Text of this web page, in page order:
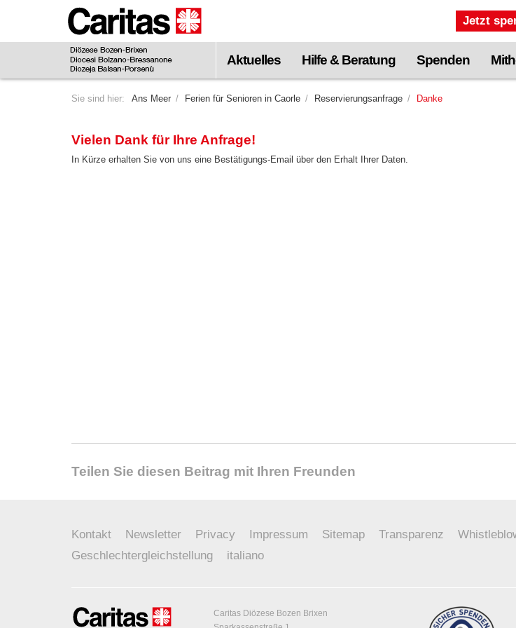
Hauptinhalt
springen
Jetzt
Aktuelles Hilfe & Beratung Spenden
Sie sind hier: Ans Meer Ferien für Senioren in Caorle Reservierungsanfrage Danke
Vielen Dank für Ihre Anfrage!
In Kürze erhalten Sie von uns eine Bestätigungs-Email über den Erhalt Ihrer Daten.
Teilen Sie diesen Beitrag mit Ihren Freunden
Kontakt Newsletter Privacy Impressum Sitemap Transparenz
Geschlechtergleichstellung
italiano
Caritas Diözese Bozen Brixen